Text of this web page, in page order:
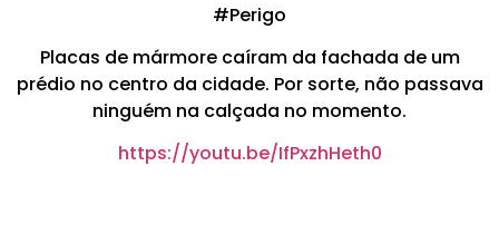
#Perigo
Placas de mármore caíram da fachada de um
prédio no centro da cidade. Por sorte, não passava
ninguém na calçada no momento.
https://youtu.be/IfPxzhHeth0